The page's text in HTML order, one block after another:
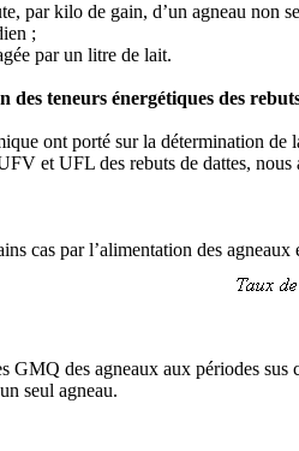
par kilo de gain, d’un agneau non
;
par un litre de lait.
teneurs énergétiques des
ont porté sur la détermination
et UFL des rebuts de dattes,
cas par l’alimentation des
GMQ des agneaux aux périodes sus
seul agneau.